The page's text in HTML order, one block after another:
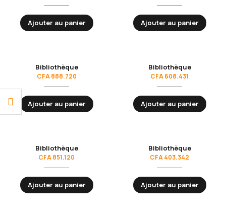
Ajouter au panier Ajouter au panier
Bibliothèque
CFA888.720
Ajouter au panier
Bibliothèque
CFA608.431
Ajouter au panier
Bibliothèque
CFA851.120
Ajouter au panier
Bibliothèque
CFA403.342
Ajouter au panier